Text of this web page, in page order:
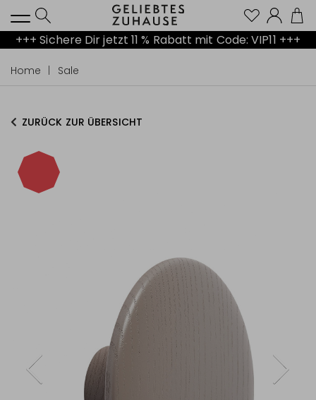
+++ Sichere Dir jetzt 11 % Rabatt mit Code: VIP11 +++
Home Sale
ZURÜCK ZUR ÜBERSICHT